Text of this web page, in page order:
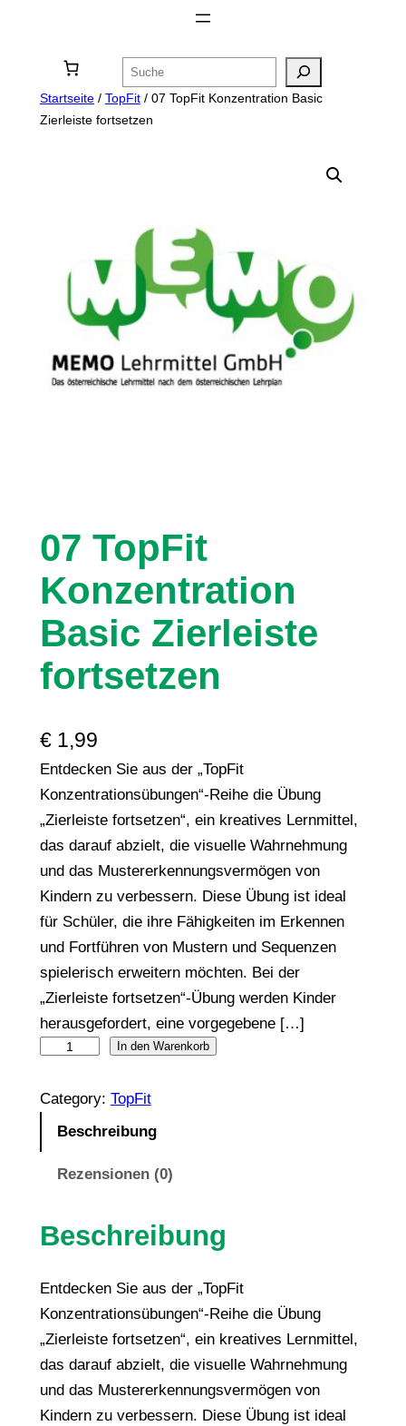
Suchen
Startseite/ TopFit/ 07 TopFit Konzentration Basic
Zierleiste fortsetzen
07 TopFit
Konzentration
Basic Zierleiste
fortsetzen
€1,99
Entdecken Sie aus der „TopFit
Konzentrationsübungen“-Reihe die Übung
„Zierleiste fortsetzen“, ein kreatives Lernmittel,
das darauf abzielt, die visuelle Wahrnehmung
und das Mustererkennungsvermögen von
Kindern zu verbessern. Diese Übung ist ideal
für Schüler, die ihre Fähigkeiten im Erkennen
und Fortführen von Mustern und Sequenzen
spielerisch erweitern möchten. Bei der
„Zierleiste fortsetzen“-Übung werden Kinder
herausgefordert, eine vorgegebene […]
T
p
t
K
In den Warenkorb
Category: TopFit
Beschreibung
Rezensionen (0)
Beschreibung
Entdecken Sie aus der „TopFit
Konzentrationsübungen“-Reihe die Übung
„Zierleiste fortsetzen“, ein kreatives Lernmittel,
das darauf abzielt, die visuelle Wahrnehmung
und das Mustererkennungsvermögen von
Kindern zu verbessern. Diese Übung ist ideal